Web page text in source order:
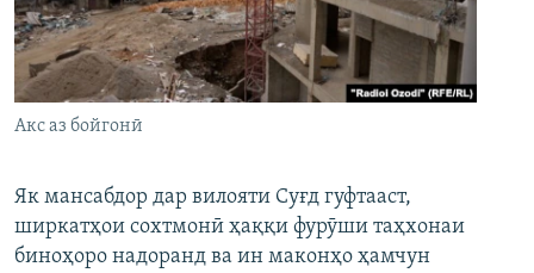
Акс аз бойгонӣ
Як мансабдор дар вилояти Суғд гуфтааст,
ширкатҳои сохтмонӣ ҳаққи фурӯши таҳхонаи
биноҳоро надоранд ва ин маконҳо ҳамчун